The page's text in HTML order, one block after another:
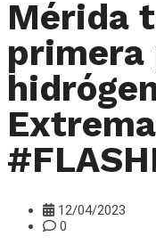
Mérida
primera
12/04/2023
0